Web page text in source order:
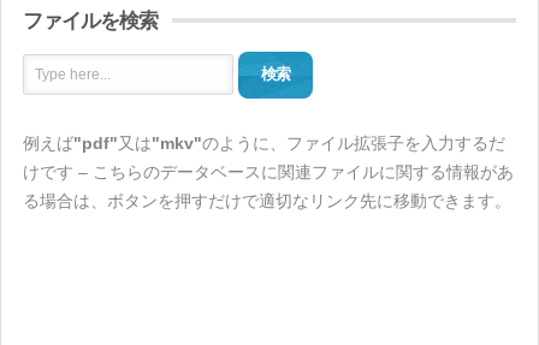
ファイルを検索
検索
例えば"pdf"又は"mkv"のように、ファイル拡張子を入力するだ
けです – こちらのデータベースに関連ファイルに関する情報があ
る場合は、ボタンを押すだけで適切なリンク先に移動できます。